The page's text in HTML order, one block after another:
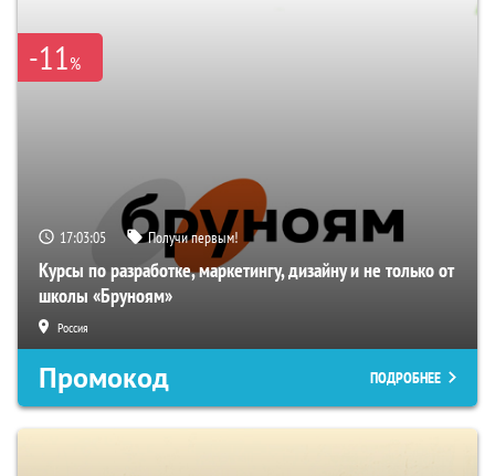
-11%
17:03:05 Получи первым!
Курсы по разработке, маркетингу, дизайну и не только от
школы «Бруноям»
Россия
Промокод ПОДРОБНЕЕ